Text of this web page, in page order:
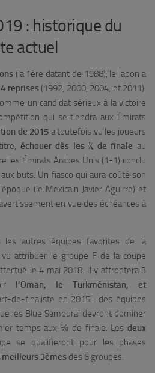
: historique du
actuel
(la 1ère datant de 1988), le Japon a
reprises(1992, 2000, 2004, et 2011).
un candidat sérieux à la victoire
qui se tiendra aux Émirats
de 2015 a toutefois vu les joueurs
échouer dès les ¼ de finale au
les Émirats Arabes Unis (1-1) conclu
buts. Un fiasco qui aura coûté son
(le Mexicain Javier Aguirre) et
en vue des échéances à
autres équipes favorites de la
vu attribuer le groupe F de la coupe
le 4 mai 2018. Il y affrontera 3
l’Oman, le Turkménistan, et
de-finaliste en 2015 : des équipes
les Blue Samourai devront dominer
temps aux ⅛ de finale. Les deux
se qualifieront pour les phases
meilleurs 3èmes des 6 groupes.